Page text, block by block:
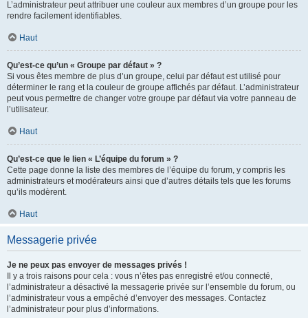
L’administrateur peut attribuer une couleur aux membres d’un groupe pour les
rendre facilement identifiables.
Haut
Qu’est-ce qu’un « Groupe par défaut » ?
Si vous êtes membre de plus d’un groupe, celui par défaut est utilisé pour
déterminer le rang et la couleur de groupe affichés par défaut. L’administrateur
peut vous permettre de changer votre groupe par défaut via votre panneau de
l’utilisateur.
Haut
Qu’est-ce que le lien « L’équipe du forum » ?
Cette page donne la liste des membres de l’équipe du forum, y compris les
administrateurs et modérateurs ainsi que d’autres détails tels que les forums
qu’ils modèrent.
Haut
Messagerie privée
Je ne peux pas envoyer de messages privés !
Il y a trois raisons pour cela : vous n’êtes pas enregistré et/ou connecté,
l’administrateur a désactivé la messagerie privée sur l’ensemble du forum, ou
l’administrateur vous a empêché d’envoyer des messages. Contactez
l’administrateur pour plus d’informations.